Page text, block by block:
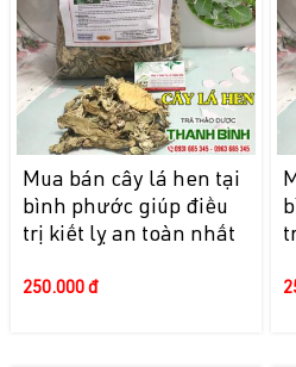
Mua bán cây lá hen tại
bình phước giúp điều
trị kiết lỵ an toàn nhất
250.000 đ